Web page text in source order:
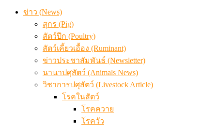
ข่าว (News)
สุกร (Pig)
สัตว์ปีก (Poultry)
สัตว์เคี้ยวเอื้อง (Ruminant)
ข่าวประชาสัมพันธ์ (Newsletter)
นานาปศุสัตว์ (Animals News)
วิชาการปศุสัตว์ (Livestock Article)
โรคในสัตว์
โรคควาย
โรควัว